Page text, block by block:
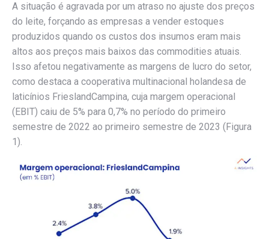
A situação é agravada por um atraso no ajuste dos preços
do leite, forçando as empresas a vender estoques
produzidos quando os custos dos insumos eram mais
altos aos preços mais baixos das commodities atuais.
Isso afetou negativamente as margens de lucro do setor,
como destaca a cooperativa multinacional holandesa de
laticínios FrieslandCampina, cuja margem operacional
(EBIT) caiu de 5% para 0,7% no período do primeiro
semestre de 2022 ao primeiro semestre de 2023 (Figura
1).